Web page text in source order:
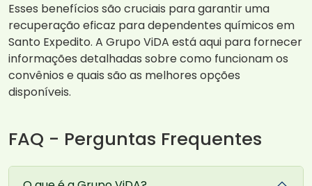
Esses benefícios são cruciais para garantir uma
recuperação eficaz para dependentes químicos em
Santo Expedito. A Grupo ViDA está aqui para fornecer
informações detalhadas sobre como funcionam os
convênios e quais são as melhores opções
disponíveis.
FAQ - Perguntas Frequentes